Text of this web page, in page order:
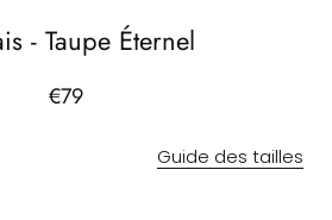
- Taupe Éternel
€79
Guide des tailles